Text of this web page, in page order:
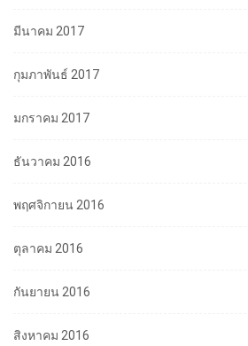
มีนาคม 2017
กุมภาพันธ์ 2017
มกราคม 2017
ธันวาคม 2016
พฤศจิกายน 2016
ตุลาคม 2016
กันยายน 2016
สิงหาคม 2016